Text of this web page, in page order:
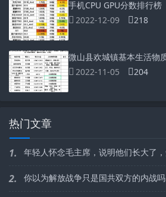
手机CPU GPU分数排行
2022-12-09
218
微山县欢城镇基本生活物
2022-11-05
204
热门文章
1. 年轻人怀念毛主席，说明他们长大了
2. 你以为解放战争只是国共双方的内战